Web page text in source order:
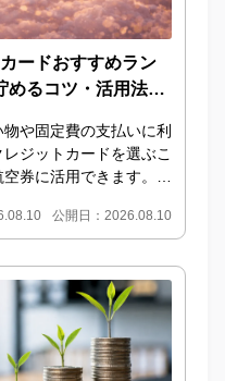
ードおすすめラン
めるコツ・活用法ま
や固定費の支払いに利
ジットカードを選ぶこ
券に活用できます。し
公開日：2026.08.10